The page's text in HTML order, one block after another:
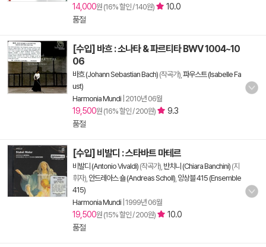
14,000원 (16% 할인 / 140원)
10.0
품절
[수입] 바흐 : 소나타 & 파르티타 BWV 1004~10
06
바흐 (Johann Sebastian Bach) (작곡가), 파우스트 (Isabelle Fa
ust)
Harmonia Mundi 2010년 06월
19,500원 (16% 할인 / 200원)
9.3
품절
[수입] 비발디 : 스타바트 마테르
비발디 (Antonio Vivaldi) (작곡가), 반치니 (Chiara Banchini) (지
휘자), 안드레아스 숄 (Andreas Scholl) 앙상블 415 (Ensemble
415)
Harmonia Mundi 1999년 06월
19,500원 (15% 할인 / 200원)
10.0
품절